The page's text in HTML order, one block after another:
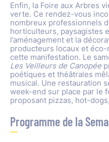
Enfin, la Foire aux Arbres
verte. Ce rendez-vous
nombreux professionnels
horticulteurs, paysagistes
l’aménagement et la
producteurs locaux et
cette manifestation. Le
Les Veilleurs de Canopée
poétiques et théâtrales
musical. Une restauration
week-end sur place par le
proposant pizzas, hot-
Programme de la